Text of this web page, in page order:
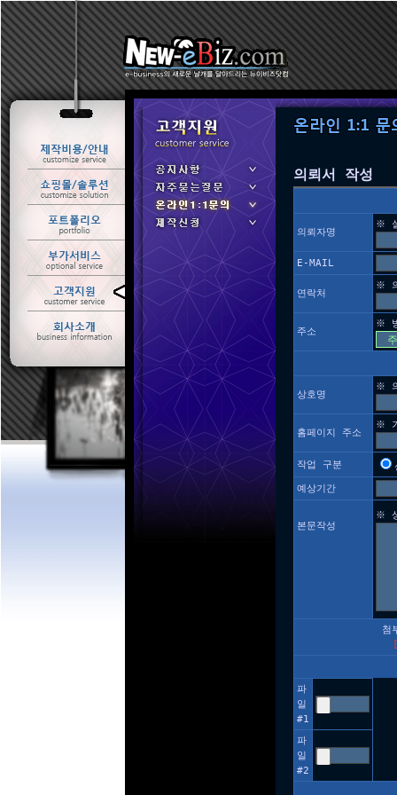
의뢰서 작성
의뢰자명
※
E-MAIL
연락처
※
주소
※
상호명
※
홈페이지 주소
※
작업 구분
예상기간
본문작성
※
첨
파
일
#1
파
일
#2
ㆍ 공지사항
ㆍ 자주묻는질문
ㆍ 온라인1:1문의
ㆍ 제작신청